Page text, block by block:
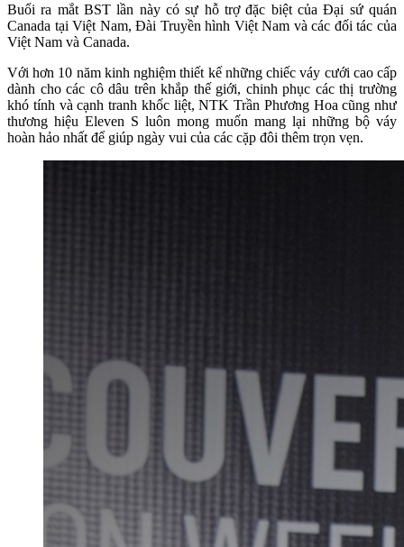
Buổi ra mắt BST lần này có sự hỗ trợ đặc biệt của Đại sứ quán
Canada tại Việt Nam, Đài Truyền hình Việt Nam và các đối tác của
Việt Nam và Canada.
Với hơn 10 năm kinh nghiệm thiết kế những chiếc váy cưới cao cấp
dành cho các cô dâu trên khắp thế giới, chinh phục các thị trường
khó tính và cạnh tranh khốc liệt, NTK Trần Phương Hoa cũng như
thương hiệu Eleven S luôn mong muốn mang lại những bộ váy
hoàn hảo nhất để giúp ngày vui của các cặp đôi thêm trọn vẹn.